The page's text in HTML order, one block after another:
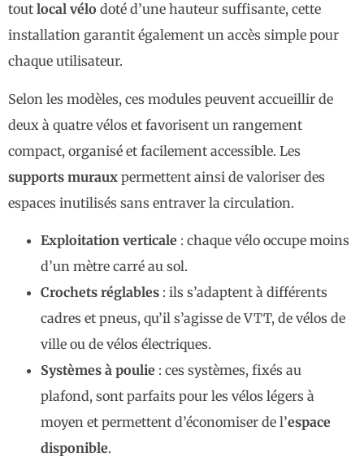
tout local vélo doté d’une hauteur suffisante, cette
installation garantit également un accès simple pour
chaque utilisateur.
Selon les modèles, ces modules peuvent accueillir de
deux à quatre vélos et favorisent un rangement
compact, organisé et facilement accessible. Les
supports muraux permettent ainsi de valoriser des
espaces inutilisés sans entraver la circulation.
Exploitation verticale : chaque vélo occupe moins
d’un mètre carré au sol.
Crochets réglables : ils s’adaptent à différents
cadres et pneus, qu’il s’agisse de VTT, de vélos de
ville ou de vélos électriques.
Systèmes à poulie : ces systèmes, fixés au
plafond, sont parfaits pour les vélos légers à
moyen et permettent d’économiser de l’espace
disponible.